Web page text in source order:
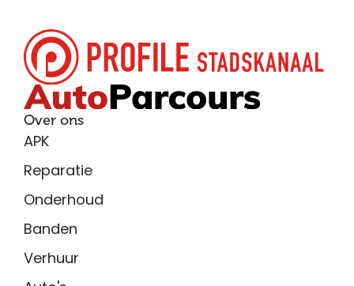
Over ons
APK
Reparatie
Onderhoud
Banden
Verhuur